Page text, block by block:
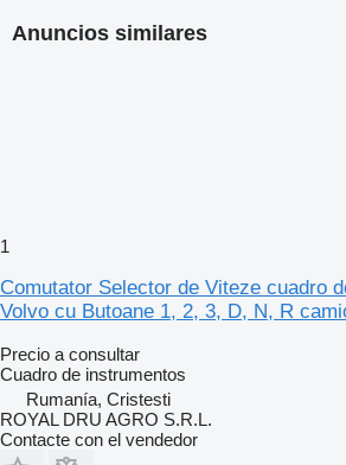
Anuncios similares
1
Comutator Selector de Viteze cuadro
Volvo cu Butoane 1, 2, 3, D, N, R
Precio a consultar
Cuadro de instrumentos
Rumanía, Cristesti
ROYAL DRU AGRO S.R.L.
Contacte con el vendedor